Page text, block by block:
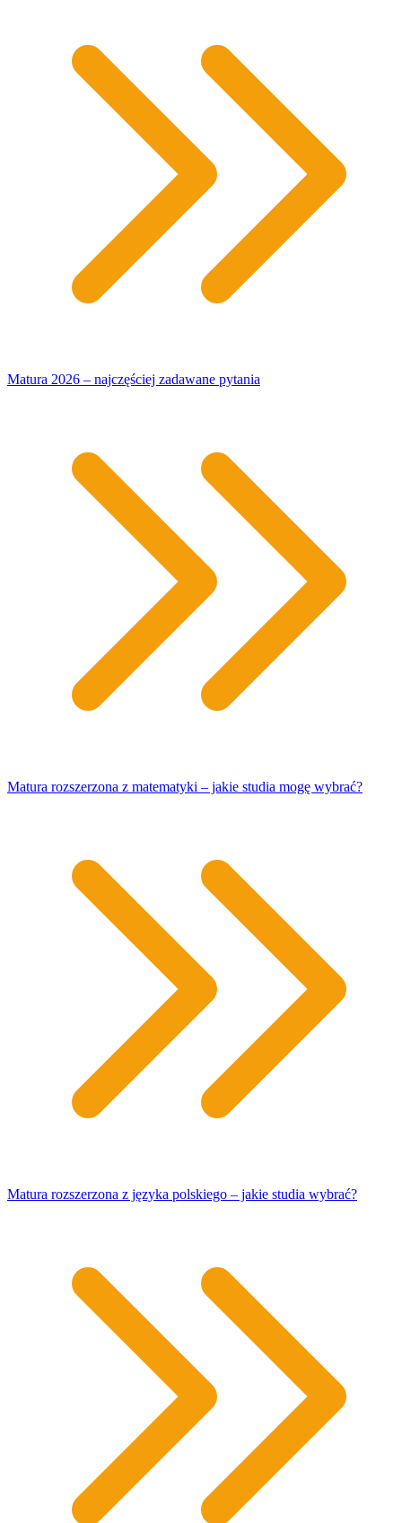
Matura 2026 – najczęściej zadawane pytania
Matura rozszerzona z matematyki – jakie studia mogę wybrać?
Matura rozszerzona z języka polskiego – jakie studia wybrać?